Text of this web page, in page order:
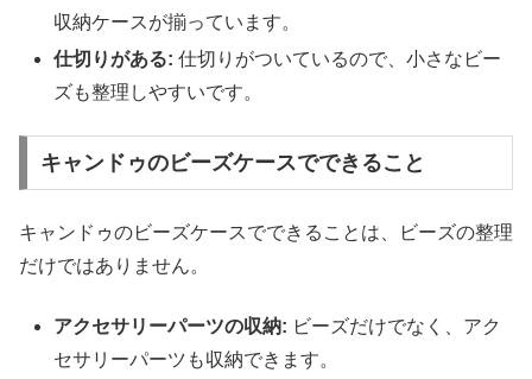
収納ケースが揃っています。
仕切りがある: 仕切りがついているので、小さなビー
ズも整理しやすいです。
キャンドゥのビーズケースでできること
キャンドゥのビーズケースでできることは、ビーズの整理
だけではありません。
アクセサリーパーツの収納: ビーズだけでなく、アク
セサリーパーツも収納できます。